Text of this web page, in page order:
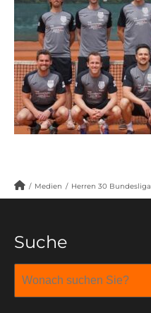
/ Medien / Herren 30 Bundesliga
Suche